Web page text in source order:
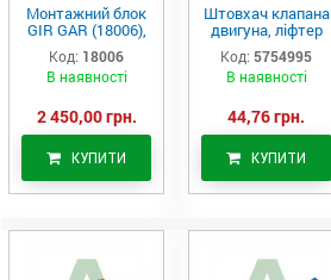
Монтажний блок
GIR GAR (18006),
Аналог
Код: 18006
В наявності
2 450,00 грн.
КУПИТИ
Штовхач клапана
двигуна, ліфтер
(575-4995)
Код: 5754995
В наявності
44,76 грн.
КУПИТИ